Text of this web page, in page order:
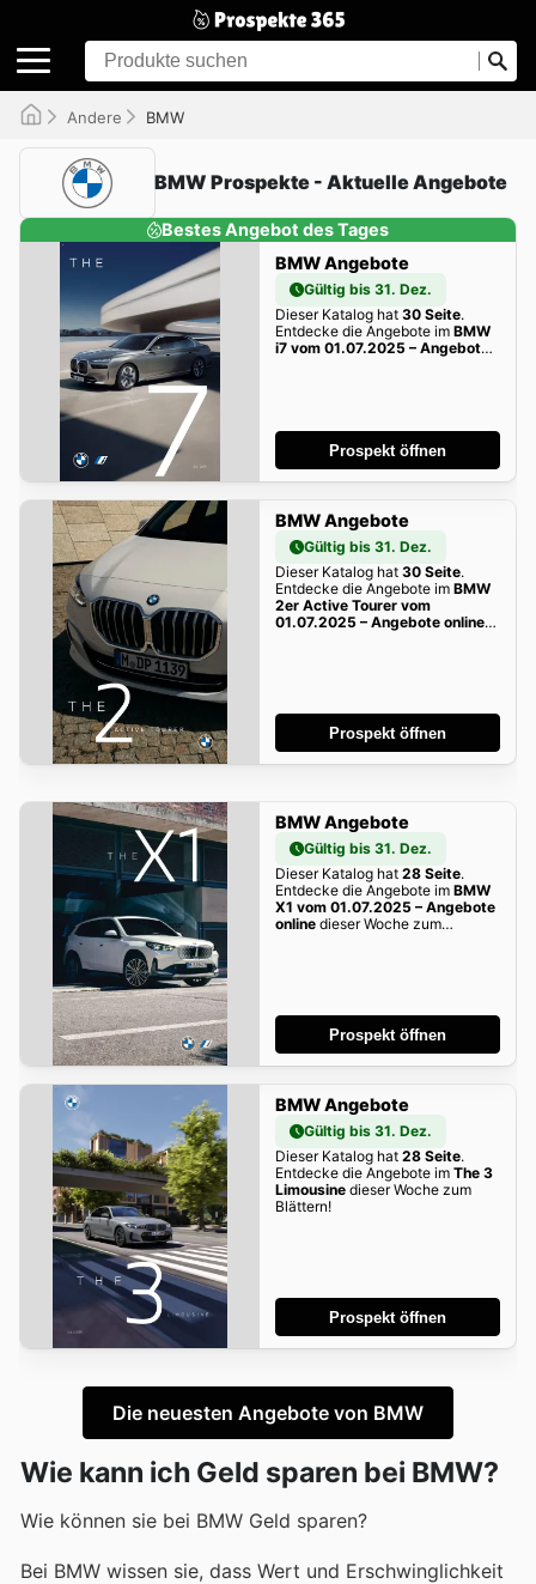
Andere BMW
BMW Prospekte - Aktuelle Angebote
Bestes Angebot des Tages
BMW Angebote
Gültig bis 31. Dez.
Dieser Katalog hat 30 Seite.
Entdecke die Angebote im BMW
i7 vom 01.07.2025 – Angebote
Prospekt öffnen
BMW Angebote
Gültig bis 31. Dez.
Dieser Katalog hat 30 Seite.
Entdecke die Angebote im BMW
2er Active Tourer vom
01.07.2025 – Angebote online
Prospekt öffnen
BMW Angebote
Gültig bis 31. Dez.
Dieser Katalog hat 28 Seite.
Entdecke die Angebote im BMW
X1 vom 01.07.2025 – Angebote
onlinedieser Woche zum
Prospekt öffnen
BMW Angebote
Gültig bis 31. Dez.
Dieser Katalog hat 28 Seite.
Entdecke die Angebote im The 3
Limousinedieser Woche zum
Blättern!
Prospekt öffnen
Die neuesten Angebote von BMW
Wie kann ich Geld sparen bei BMW?
Wie können sie bei BMW Geld sparen?
Bei BMW wissen sie, dass Wert und Erschwinglichkeit